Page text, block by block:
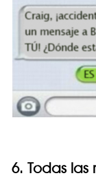
6. Todas